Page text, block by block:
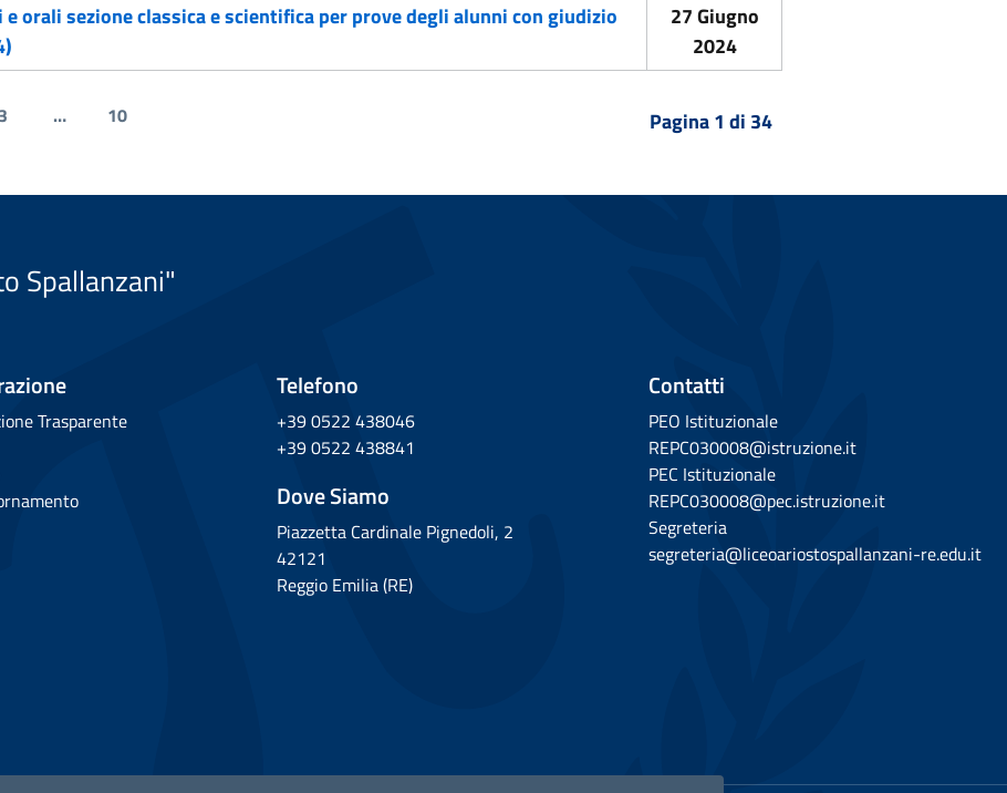
orali sezione classica e scientifica per prove degli alunni con giudizio
27 Giugno
2024
Pagina 1 di 34
3 … 10
Spallanzani"
Trasparente
Telefono
+39 0522 438046
+39 0522 438841
Dove Siamo
Piazzetta Cardinale Pignedoli, 2
42121
Reggio Emilia (RE)
Contatti
PEO Istituzionale
REPC030008@istruzione.it
PEC Istituzionale
REPC030008@pec.istruzione.it
Segreteria
segreteria@liceoariostospallanzani-re.edu.it